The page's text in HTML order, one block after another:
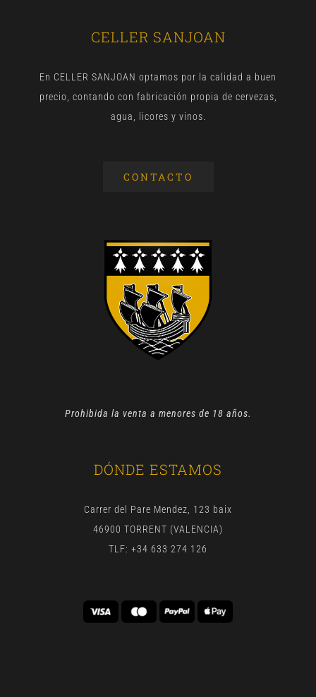
CELLER SANJOAN
En CELLER SANJOAN optamos por la calidad a buen
precio, contando con fabricación propia de cervezas,
agua, licores y vinos.
CONTACTO
Prohibida la venta a menores de 18 años.
DÓNDE ESTAMOS
Carrer del Pare Mendez, 123 baix
46900 TORRENT (VALENCIA)
TLF: +34 633 274 126